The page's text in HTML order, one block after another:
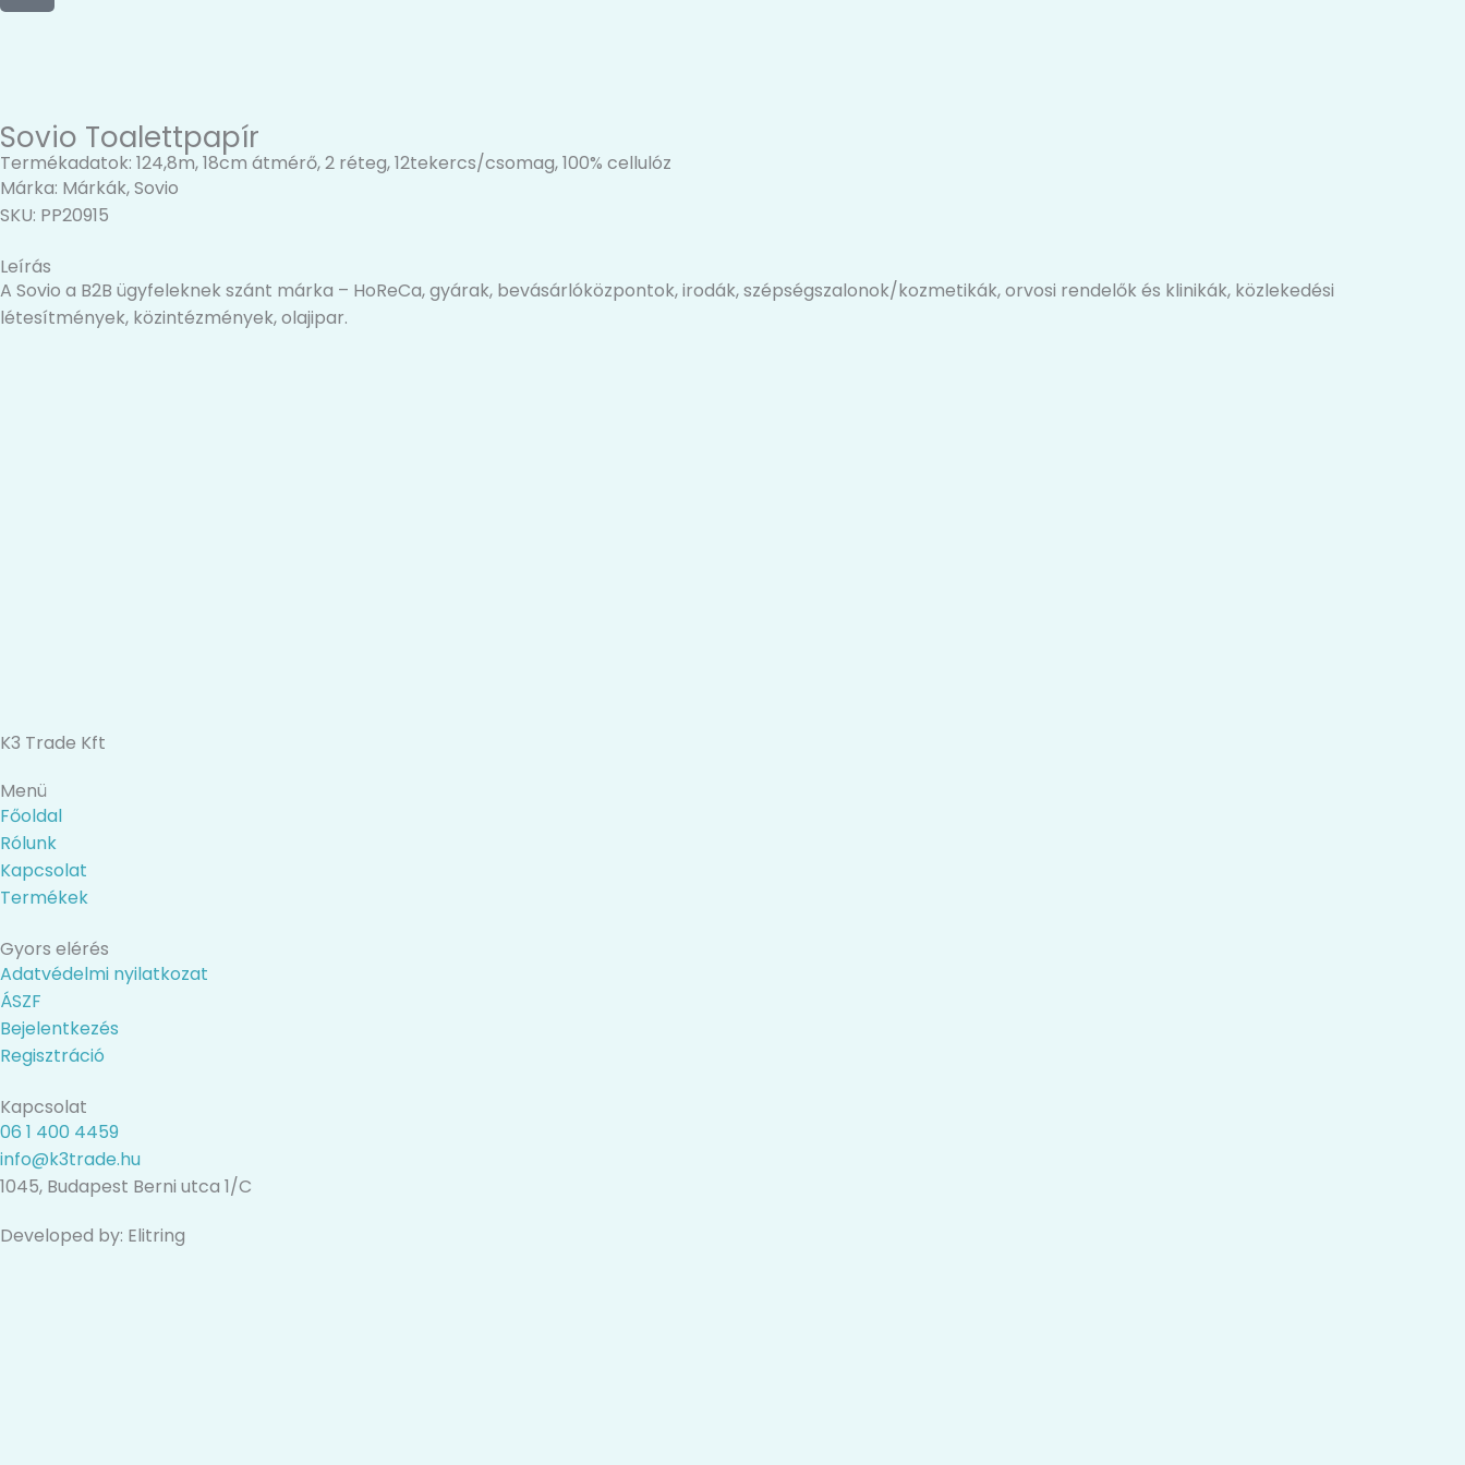
b
e
i
r
c
l
Sovio Toalettpapír
Termékadatok: 124,8m, 18cm átmérő, 2 réteg, 12tekercs/csomag, 100% cellulóz
Márka: Márkák,Sovio
SKU: PP20915
Leírás
A Sovio a B2B ügyfeleknek szánt márka – HoReCa, gyárak, bevásárlóközpontok, irodák, szépségszalonok/kozmetikák, orvosi rendelők és klinikák, közlekedési
létesítmények, közintézmények, olajipar.
K3 Trade Kft
Menü
Főoldal
Rólunk
Kapcsolat
Termékek
Gyors elérés
Adatvédelmi nyilatkozat
ÁSZF
Bejelentkezés
Regisztráció
Kapcsolat
06 1 400 4459
info@k3trade.hu
1045, Budapest Berni utca 1/C
Developed by: Elitring